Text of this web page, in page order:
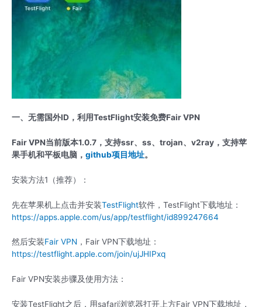
一、无需国外ID，利用TestFlight安装免费Fair VPN
Fair VPN当前版本1.0.7，支持ssr、ss、trojan、v2ray，支持苹
果手机和平板电脑， github项目地址。
安装方法1（推荐）：
先在苹果机上点击并安装TestFlight软件，TestFlight下载地址：
https://apps.apple.com/us/app/testflight/id899247664
然后安装Fair VPN ，Fair VPN下载地址：
https://testflight.apple.com/join/ujJHIPxq
Fair VPN安装步骤及使用方法：
安装TestFlight之后，用safari浏览器打开上方Fair VPN下载地址，